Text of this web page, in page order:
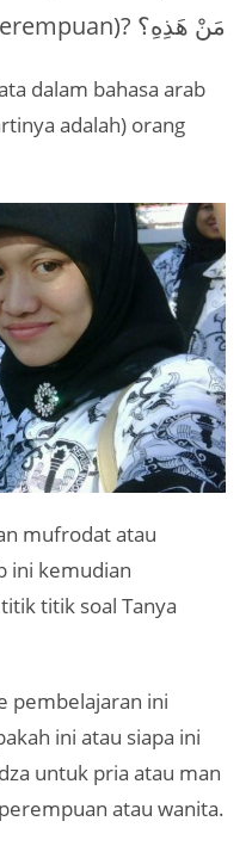
perempuan)? مَنْ هَذِهِ؟
dalam bahasa arab
adalah) orang
mufrodat atau
ini kemudian
titik soal Tanya
pembelajaran ini
ini atau siapa ini
untuk pria atau man
atau wanita.